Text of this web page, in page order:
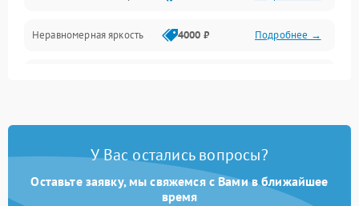
Программное обеспечение
Сеть и подключения
Аудио
Неравномерная яркость 4000 ₽ Подробнее →
У Вас остались вопросы?
Оставьте заявку, мы свяжемся с Вами в ближайшее
время